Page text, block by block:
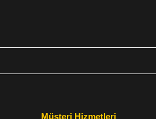
Müşteri Hizmetleri